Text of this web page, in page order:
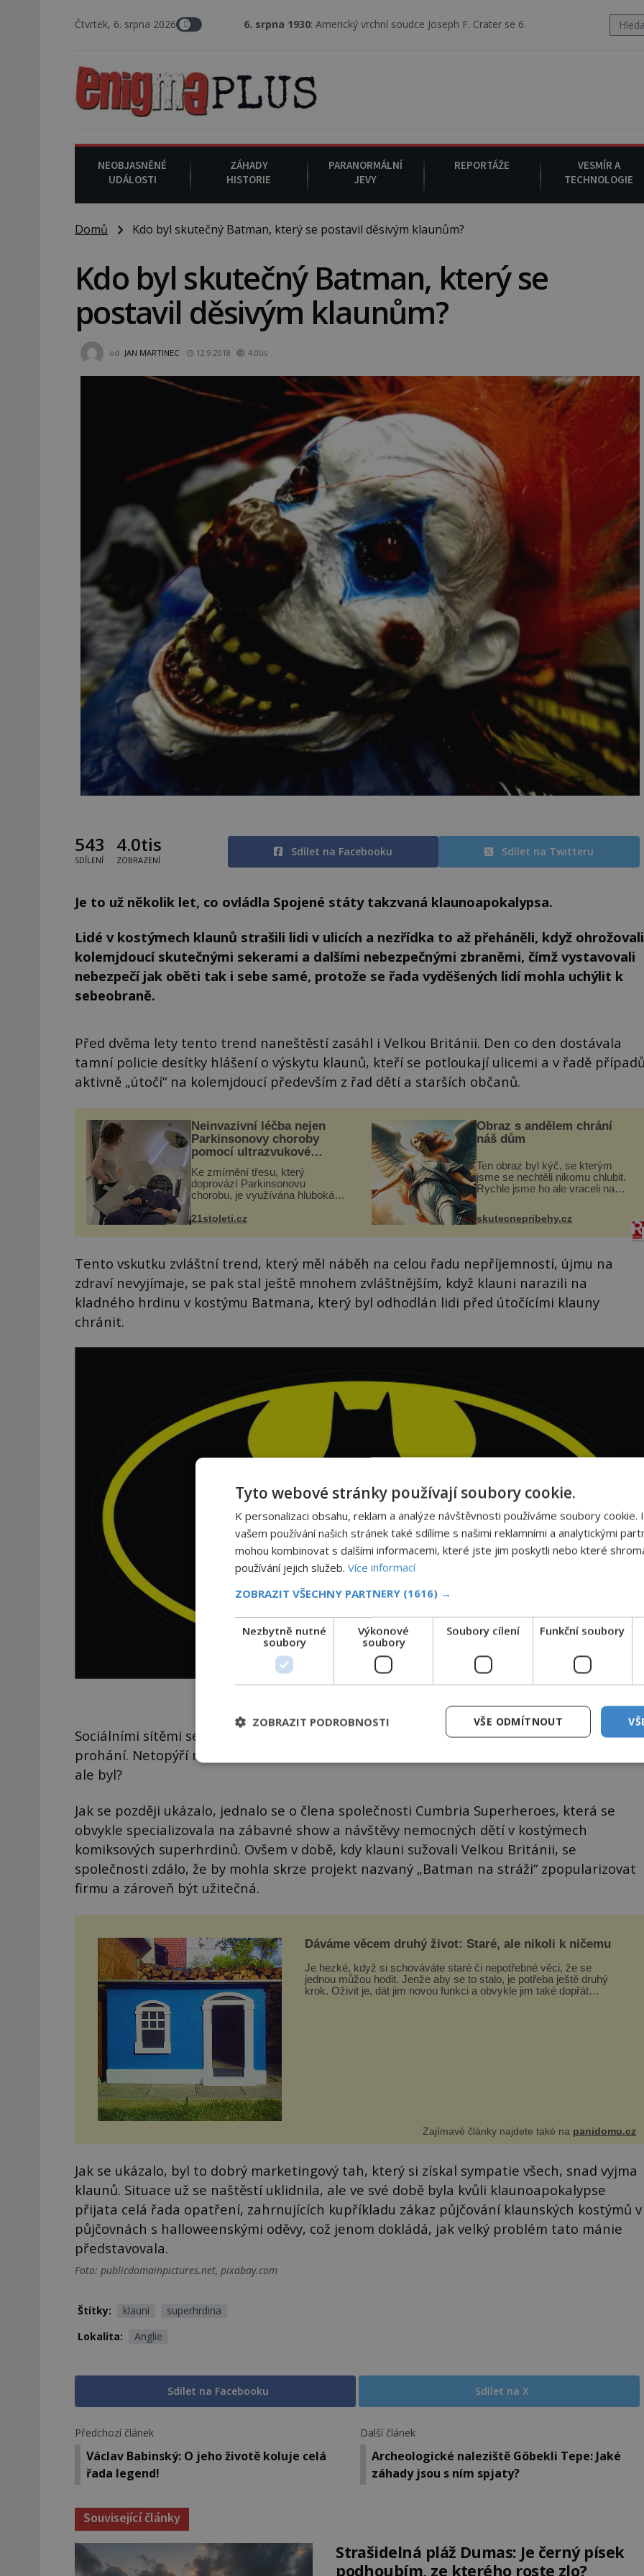
Čtvrtek, 6. srpna 20266. srpna 1930 : Americký vrchní soudce Joseph F. Crater se 6. srpna 1930 navečeří ve své
NEOBJASNĚNÉ
UDÁLOSTI
ZÁHADY
HISTORIE
PARANORMÁLNÍ
JEVY
REPORTÁŽE
VESMÍR A
TECHNOLOGIE
Domů Kdo byl skutečný Batman, který se postavil děsivým klaunům?
Kdo byl skutečný Batman, který se
postavil děsivým klaunům?
od JAN MARTINEC 12.9.2018 4.0tis
543
SDÍLENÍ
4.0tis
ZOBRAZENÍ
Sdílet na Facebooku Sdílet na Twitteru
Je to už několik let, co ovládla Spojené státy takzvaná klaunoapokalypsa.
Lidé v kostýmech klaunů strašili lidi v ulicích a nezřídka to až přeháněli, když ohrožovali
kolemjdoucí skutečnými sekerami a dalšími nebezpečnými zbraněmi, čímž vystavovali
nebezpečí jak oběti tak i sebe samé, protože se řada vyděšených lidí mohla uchýlit k
sebeobraně.
Před dvěma lety tento trend naneštěstí zasáhl i Velkou Británii. Den co den dostávala
tamní policie desítky hlášení o výskytu klaunů, kteří se potloukají ulicemi a v řadě případů
aktivně „útočí“ na kolemjdoucí především z řad dětí a starších občanů.
Neinvazivní léčba nejen
Parkinsonovy choroby
pomocí ultrazvukové
Ke zmírnění třesu, který
doprovází Parkinsonovu
chorobu, je využívána hluboká
vyžaduje vysoce invazivní
vhodný k dostatečně přesnému
21stoleti.cz
Obraz s andělem chrání
náš dům
Ten obraz byl kýč, se kterým
jsme se nechtěli nikomu chlubit.
Rychle jsme ho ale vraceli na
domek na severu Čech, kde
jsme si naplánova...
skutecnepribehy.cz
Tento vskutku zvláštní trend, který měl náběh na celou řadu nepříjemností, újmu na
zdraví nevyjímaje, se pak stal ještě mnohem zvláštnějším, když klauni narazili na
kladného hrdinu v kostýmu Batmana, který byl odhodlán lidi před útočícími klauny
chránit.
Netopýří muž se klaunům postavil.
Sociálními sítěmi se začala množit videa s Batmanem, který zlomyslné klauny pěkně
prohání. Netopýří muž z britského Whitehavenu se stal náhle hrdinou internetu. Kdo to
ale byl?
Jak se později ukázalo, jednalo se o člena společnosti Cumbria Superheroes, která se
obvykle specializovala na zábavné show a návštěvy nemocných dětí v kostýmech
komiksových superhrdinů. Ovšem v době, kdy klauni sužovali Velkou Británii, se
společnosti zdálo, že by mohla skrze projekt nazvaný „Batman na stráži“ zpopularizovat
firmu a zároveň být užitečná.
Dáváme věcem druhý život: Staré, ale nikoli k ničemu
Je hezké, když si schováváte staré či nepotřebné věci, že se
jednou můžou hodit. Jenže aby se to stalo, je potřeba ještě druhý
krok. Oživit je, dát jim novou funkci a obvykle jim také dopřát
Zajímavé články najdete také na panidomu.cz
Jak se ukázalo, byl to dobrý marketingový tah, který si získal sympatie všech, snad vyjma
klaunů. Situace už se naštěstí uklidnila, ale ve své době byla kvůli klaunoapokalypse
přijata celá řada opatření, zahrnujících kupříkladu zákaz půjčování klaunských kostýmů v
půjčovnách s halloweenskými oděvy, což jenom dokládá, jak velký problém tato mánie
představovala.
Foto: publicdomainpictures.net, pixabay.com
Štítky: klauni
superhrdina
Lokalita:
Anglie
Sdílet na Facebooku Sdílet na X
Předchozí článek
Václav Babinský: O jeho životě koluje celá
řada legend!
Další článek
Archeologické naleziště Göbekli Tepe: Jaké
záhady jsou s ním spjaty?
Související články
Strašidelná pláž Dumas: Je černý písek
podhoubím, ze kterého roste zlo?
Tyto webové stránky používají soubory cookie.
K personalizaci obsahu, reklam a analýze návštěvnosti používáme soubory cookie.
vašem používání našich stránek také sdílíme s našimi reklamními a analytickými
mohou kombinovat s dalšími informacemi, které jste jim poskytli nebo které
používání jejich služeb. Více informací
ZOBRAZIT VŠECHNY PARTNERY (1616) →
Nezbytně nutné
soubory
Výkonové
soubory
Soubory cílení Funkční soubory
VŠE ODMÍTNOUT
ZOBRAZIT PODROBNOSTI